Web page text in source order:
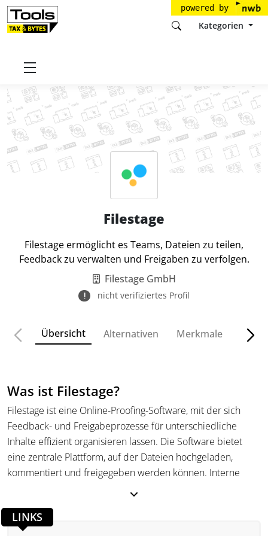
powered by
Kategorien
Startseite
Filestage
Filestage ermöglicht es Teams, Dateien zu teilen,
Feedback zu verwalten und Freigaben zu verfolgen.
Filestage GmbH
nicht verifiziertes Profil
Übersicht Alternativen Merkmale
Was ist Filestage?
Filestage ist eine Online-Proofing-Software, mit der sich
Feedback- und Freigabeprozesse für unterschiedliche
Inhalte effizient organisieren lassen. Die Software bietet
eine zentrale Plattform, auf der Dateien hochgeladen,
kommentiert und freigegeben werden können. Interne
geprüft und freigegeben wird.
LINKS